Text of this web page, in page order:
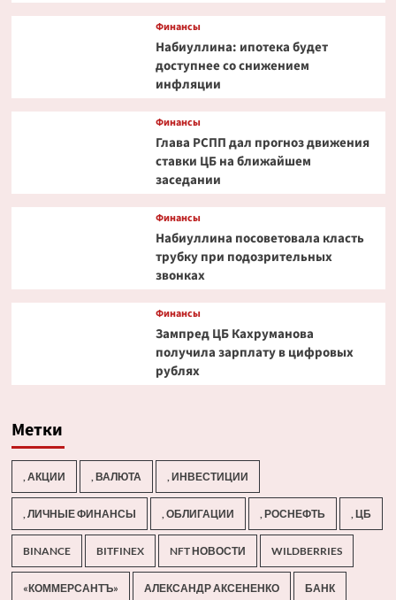
Финансы
Набиуллина: ипотека будет
доступнее со снижением
инфляции
Финансы
Глава РСПП дал прогноз движения
ставки ЦБ на ближайшем
заседании
Финансы
Набиуллина посоветовала класть
трубку при подозрительных
звонках
Финансы
Зампред ЦБ Кахруманова
получила зарплату в цифровых
рублях
Метки
, АКЦИИ , ВАЛЮТА , ИНВЕСТИЦИИ
, ЛИЧНЫЕ ФИНАНСЫ , ОБЛИГАЦИИ , РОСНЕФТЬ , ЦБ
BINANCE BITFINEX NFT НОВОСТИ WILDBERRIES
«КОММЕРСАНТЪ» АЛЕКСАНДР АКСЕНЕНКО БАНК